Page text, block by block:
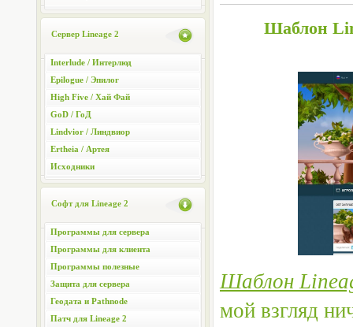
Сервер Lineage 2
Interlude / Интерлюд
Epilogue / Эпилог
High Five / Хай Фай
GoD / ГоД
Lindvior / Линдвиор
Ertheia / Артея
Исходники
Софт для Lineage 2
Программы для сервера
Программы для клиента
Программы полезные
Защита для сервера
Геодата и Pathnode
Патч для Lineage 2
Шаблон
Шаблон
мой взгляд